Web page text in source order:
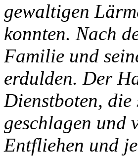
gewaltigen
konnten. Nach
Familie und
erdulden. Der
Dienstboten,
geschlagen und
Entfliehen und